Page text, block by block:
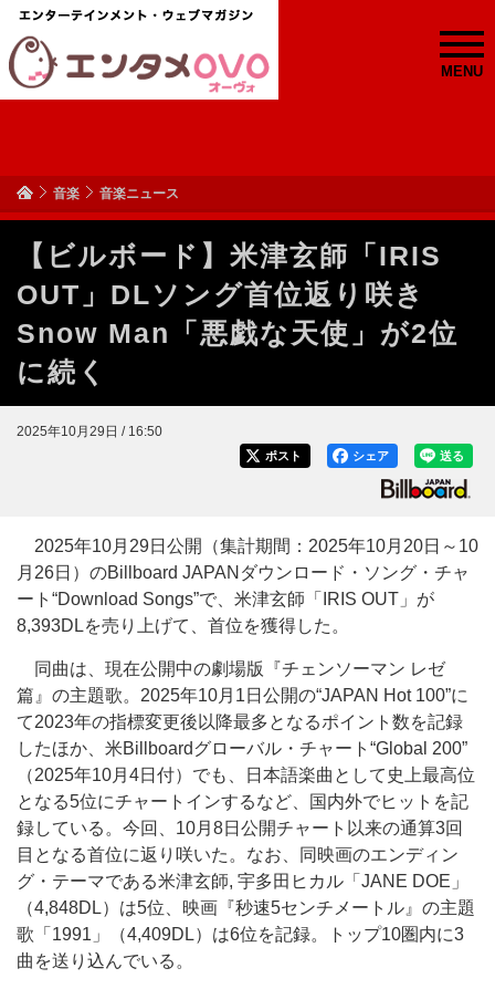
MENU
音楽 音楽ニュース
【ビルボード】米津玄師「IRIS
OUT」DLソング首位返り咲き
Snow Man「悪戯な天使」が2位
に続く
2025年10月29日 / 16:50
送る
シェア
ポスト
2025年10月29日公開（集計期間：2025年10月20日～10
月26日）のBillboard JAPANダウンロード・ソング・チャ
ート“Download Songs”で、米津玄師「IRIS OUT」が
8,393DLを売り上げて、首位を獲得した。
同曲は、現在公開中の劇場版『チェンソーマン レゼ
篇』の主題歌。2025年10月1日公開の“JAPAN Hot 100”に
て2023年の指標変更後以降最多となるポイント数を記録
したほか、米Billboardグローバル・チャート“Global 200”
（2025年10月4日付）でも、日本語楽曲として史上最高位
となる5位にチャートインするなど、国内外でヒットを記
録している。今回、10月8日公開チャート以来の通算3回
目となる首位に返り咲いた。なお、同映画のエンディン
グ・テーマである米津玄師, 宇多田ヒカル「JANE DOE」
（4,848DL）は5位、映画『秒速5センチメートル』の主題
歌「1991」（4,409DL）は6位を記録。トップ10圏内に3
曲を送り込んでいる。